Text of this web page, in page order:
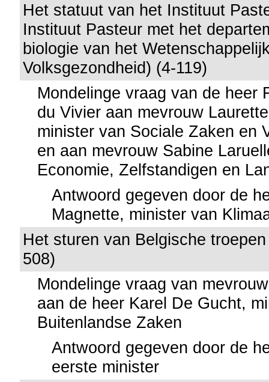
Het statuut van het Instituut
Instituut Pasteur met het
biologie van het
Volksgezondheid) (4-119)
Mondelinge vraag van de heer
du Vivier aan mevrouw
minister van Sociale Zaken en
en aan mevrouw Sabine
Economie, Zelfstandigen en
Antwoord gegeven door de
Magnette, minister van
Het sturen van Belgische
508)
Mondelinge vraag van
aan de heer Karel De Gucht,
Buitenlandse Zaken
Antwoord gegeven door de
eerste minister